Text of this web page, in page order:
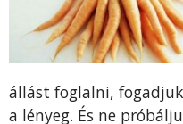
állást foglalni,
a lényeg. És ne